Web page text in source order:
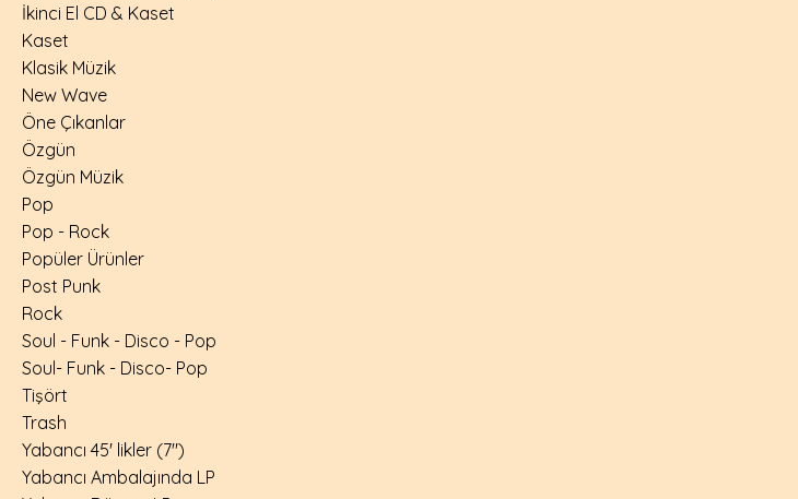
İkinci El CD & Kaset
Kaset
Klasik Müzik
New Wave
Öne Çıkanlar
Özgün
Özgün Müzik
Pop
Pop - Rock
Popüler Ürünler
Post Punk
Rock
Soul - Funk - Disco - Pop
Soul- Funk - Disco- Pop
Tişört
Trash
Yabancı 45' likler (7")
Yabancı Ambalajında LP